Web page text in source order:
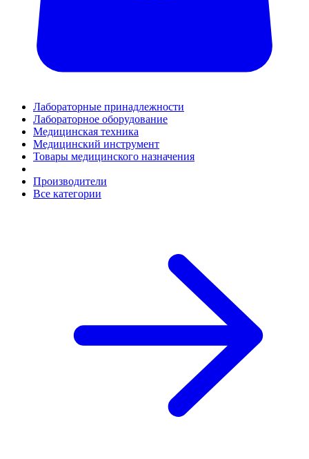
Лабораторные принадлежности
Лабораторное оборудование
Медицинская техника
Медицинский инструмент
Товары медицинского назначения
Производители
Все категории